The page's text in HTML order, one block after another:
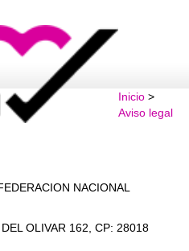
Inicio>
Aviso legal
NACIONAL
OLIVAR 162, CP: 28018